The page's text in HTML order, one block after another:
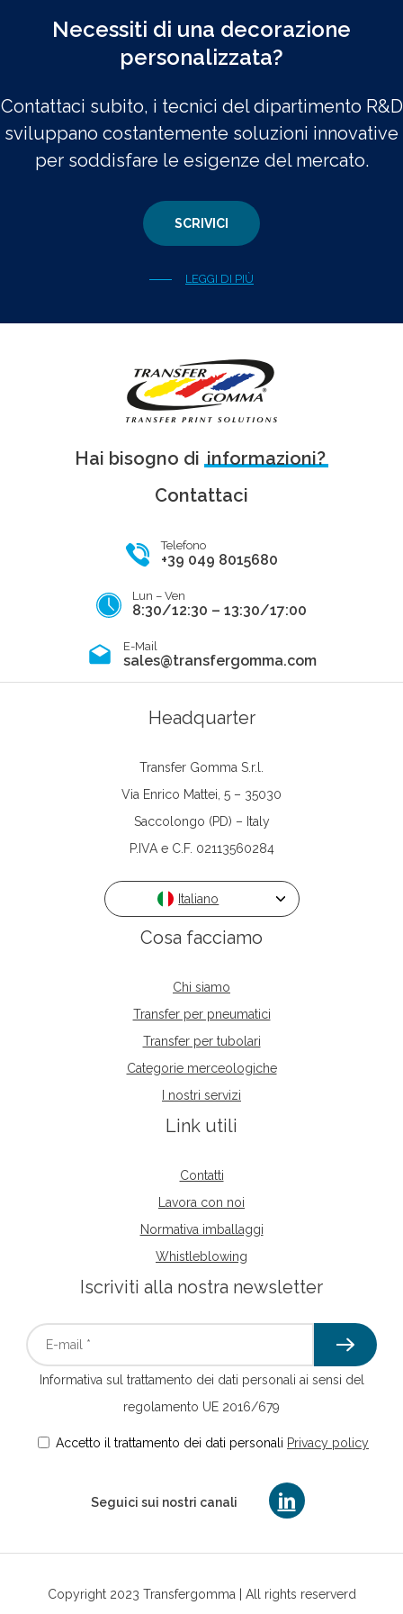
Necessiti di una decorazione
personalizzata?
Contattaci subito, i tecnici del dipartimento R&D
sviluppano costantemente soluzioni innovative
per soddisfare le esigenze del mercato.
SCRIVICI
LEGGI DI PIÙ
Hai bisogno di informazioni?
Contattaci
Telefono
+39 049 8015680
Lun – Ven
8:30/12:30 – 13:30/17:00
E-Mail
sales@transfergomma.com
Headquarter
Transfer Gomma S.r.l.
Via Enrico Mattei, 5 – 35030
Saccolongo (PD) – Italy
P.IVA e C.F. 02113560284
Italiano
Cosa facciamo
Chi siamo
Transfer per pneumatici
Transfer per tubolari
Categorie merceologiche
I nostri servizi
Link utili
Contatti
Lavora con noi
Normativa imballaggi
Whistleblowing
Iscriviti alla nostra newsletter
Informativa sul trattamento dei dati personali ai sensi del
regolamento UE 2016/679
Accetto il trattamento dei dati personali Privacy policy
Seguici sui nostri canali linkedin
Copyright 2023 Transfergomma | All rights reserverd